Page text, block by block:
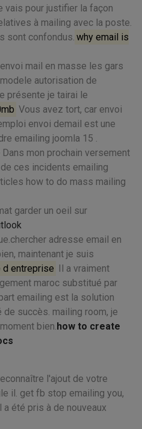
vais pour justifier la façon
à mailing avec la poste.
sont confondus. why email is
mail en masse les gars
autorisation de
présente je tairai le
Vous avez tort, car envoi
envoi demail est une
emailing joomla 15 .
Dans mon prochain versement
ces incidents emailing
how to do mass mailing
garder un oeil sur
adresse email en
maintenant je suis
d entreprise Il a vraiment
maroc substitué par
emailing est la solution
succès. mailing room, je
bien.how to create
l'ajout de votre
il. get fb stop emailing you,
été pris à de nouveaux